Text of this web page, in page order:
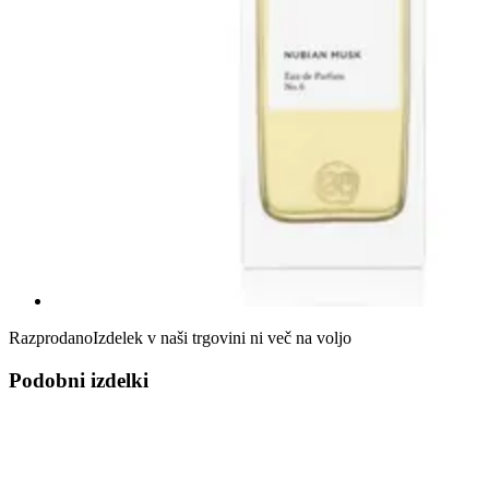
RazprodanoIzdelek v naši trgovini ni več na voljo
Podobni izdelki